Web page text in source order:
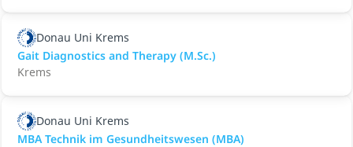
Donau Uni Krems
Gait Diagnostics and Therapy (M.Sc.)
Krems
Donau Uni Krems
MBA Technik im Gesundheitswesen (MBA)